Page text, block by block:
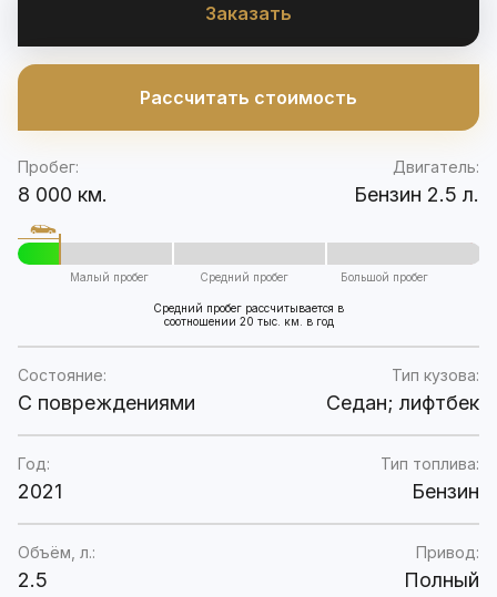
Заказать
Рассчитать стоимость
Пробег:
8 000 км.
Двигатель:
Бензин 2.5 л.
Малый пробег Средний пробег Большой пробег
Средний пробег рассчитывается в
соотношении 20 тыс. км. в год
Состояние:
C повреждениями
Тип кузова:
Седан; лифтбек
Год:
2021
Тип топлива:
Бензин
Объём, л.:
2.5
Привод:
Полный